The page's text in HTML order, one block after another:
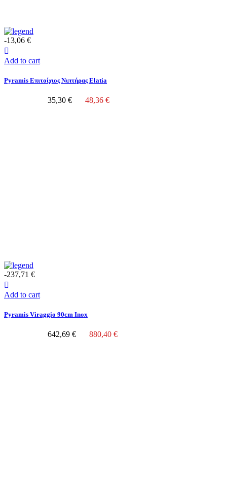
-13,06 €
Add to cart
Pyramis Επιτοίχιος Νιπτήρας Elatia
35,30 € 48,36 €
-237,71 €
Add to cart
Pyramis Viraggio 90cm Inox
642,69 € 880,40 €